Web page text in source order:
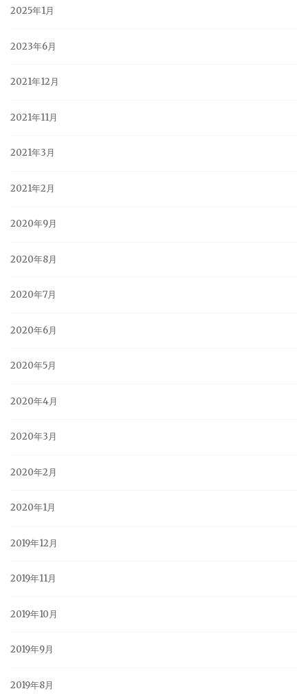
2025年1月
2023年6月
2021年12月
2021年11月
2021年3月
2021年2月
2020年9月
2020年8月
2020年7月
2020年6月
2020年5月
2020年4月
2020年3月
2020年2月
2020年1月
2019年12月
2019年11月
2019年10月
2019年9月
2019年8月